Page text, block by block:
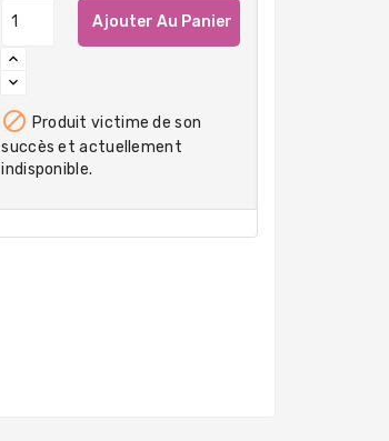
Ajouter Au Panier
 Produit victime de son
succès et actuellement
indisponible.